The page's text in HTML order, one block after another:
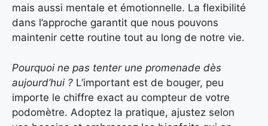
mais aussi mentale et émotionnelle. La flexibilité
dans l’approche garantit que nous pouvons
maintenir cette routine tout au long de notre vie.
Pourquoi ne pas tenter une promenade dès
aujourd’hui ? L’important est de bouger, peu
importe le chiffre exact au compteur de votre
podomètre. Adoptez la pratique, ajustez selon